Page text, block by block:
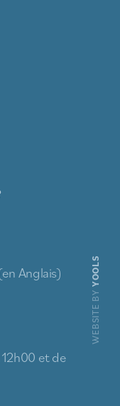
Anglais)
et de
WEBSITE BY
YOOLS